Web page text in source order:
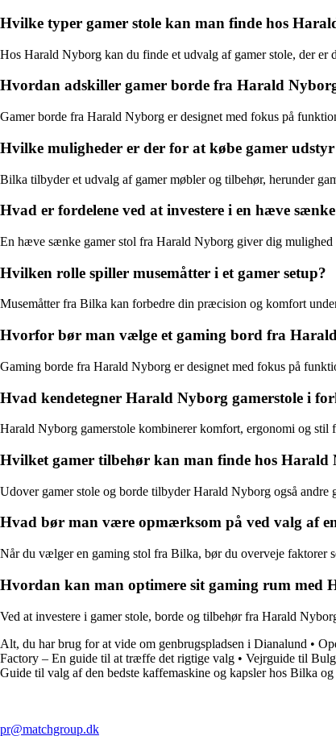
Hvilke typer gamer stole kan man finde hos
Hos Harald Nyborg kan du finde et udvalg af gamer stole, der er
Hvordan adskiller gamer borde fra Harald
Gamer borde fra Harald Nyborg er designet med fokus på
Hvilke muligheder er der for at købe gamer
Bilka tilbyder et udvalg af gamer møbler og tilbehør, herunder
Hvad er fordelene ved at investere i en hæve
En hæve sænke gamer stol fra Harald Nyborg giver dig mulighed
Hvilken rolle spiller musemåtter i et gamer setup?
Musemåtter fra Bilka kan forbedre din præcision og komfort
Hvorfor bør man vælge et gaming bord fra
Gaming borde fra Harald Nyborg er designet med fokus på
Hvad kendetegner Harald Nyborg gamerstole i
Harald Nyborg gamerstole kombinerer komfort, ergonomi og stil
Hvilket gamer tilbehør kan man finde hos Harald
Udover gamer stole og borde tilbyder Harald Nyborg også andre
Hvad bør man være opmærksom på ved valg af
Når du vælger en gaming stol fra Bilka, bør du overveje faktorer
Hvordan kan man optimere sit gaming rum med
Ved at investere i gamer stole, borde og tilbehør fra Harald
Alt, du har brug for at vide om genbrugspladsen i Dianalund •
Factory – En guide til at træffe det rigtige valg • Vejrguide til
Guide til valg af den bedste kaffemaskine og kapsler hos Bilka
pr@matchgroup.dk